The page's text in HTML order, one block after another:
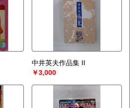
中井英夫作品集 II
￥3,000